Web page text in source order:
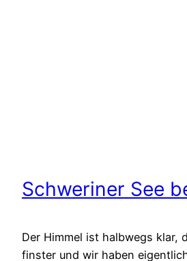
Schweriner See
Der Himmel ist halbwegs klar,
finster und wir haben